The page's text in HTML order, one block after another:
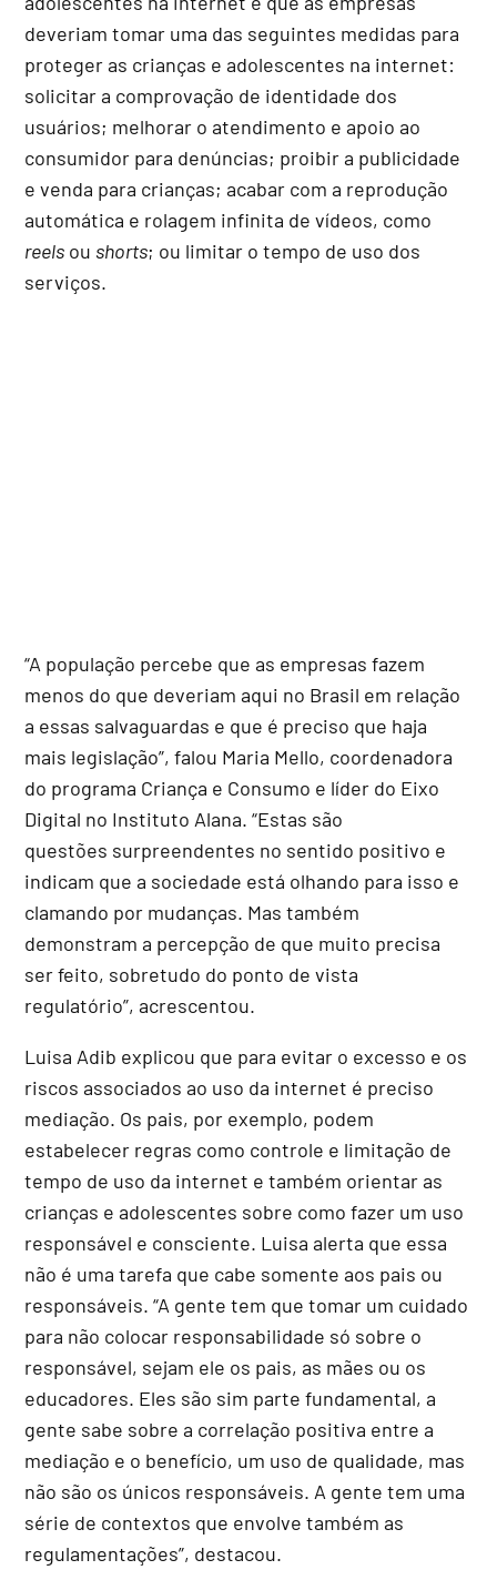
deveriam tomar uma das seguintes medidas para
proteger as crianças e adolescentes na internet:
solicitar a comprovação de identidade dos
usuários; melhorar o atendimento e apoio ao
consumidor para denúncias; proibir a publicidade
e venda para crianças; acabar com a reprodução
automática e rolagem infinita de vídeos, como
reels ou shorts; ou limitar o tempo de uso dos
serviços.
“A população percebe que as empresas fazem
menos do que deveriam aqui no Brasil em relação
a essas salvaguardas e que é preciso que haja
mais legislação”, falou Maria Mello, coordenadora
do programa Criança e Consumo e líder do Eixo
Digital no Instituto Alana. “Estas são
questões surpreendentes no sentido positivo e
indicam que a sociedade está olhando para isso e
clamando por mudanças. Mas também
demonstram a percepção de que muito precisa
ser feito, sobretudo do ponto de vista
regulatório”, acrescentou.
Luisa Adib explicou que para evitar o excesso e os
riscos associados ao uso da internet é preciso
mediação. Os pais, por exemplo, podem
estabelecer regras como controle e limitação de
tempo de uso da internet e também orientar as
crianças e adolescentes sobre como fazer um uso
responsável e consciente. Luisa alerta que essa
não é uma tarefa que cabe somente aos pais ou
responsáveis. “A gente tem que tomar um cuidado
para não colocar responsabilidade só sobre o
responsável, sejam ele os pais, as mães ou os
educadores. Eles são sim parte fundamental, a
gente sabe sobre a correlação positiva entre a
mediação e o benefício, um uso de qualidade, mas
não são os únicos responsáveis. A gente tem uma
série de contextos que envolve também as
regulamentações”, destacou.